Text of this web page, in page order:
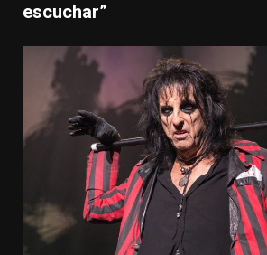
escuchar”